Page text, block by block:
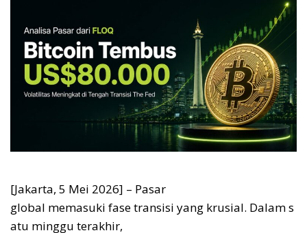
[Jakarta, 5 Mei 2026] – Pasar
global memasuki fase transisi yang krusial. Dalam s
atu minggu terakhir,